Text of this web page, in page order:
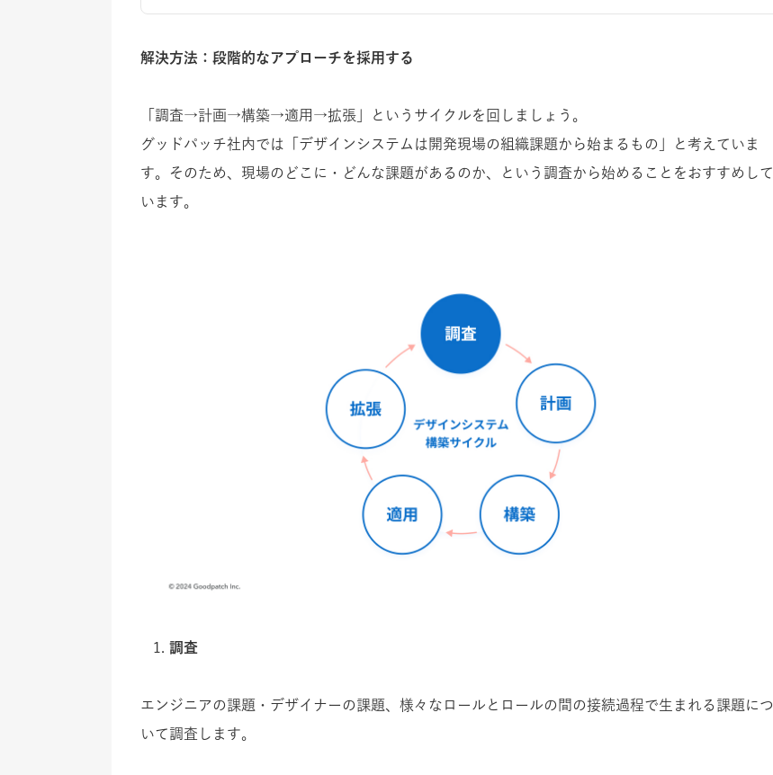
解決方法：段階的なアプローチを採用する
「調査→計画→構築→適用→拡張」というサイクルを回しましょう。
グッドパッチ社内では「デザインシステムは開発現場の組織課題から始まるもの」と考えていま
す。そのため、現場のどこに・どんな課題があるのか、という調査から始めることをおすすめして
います。
調査
エンジニアの課題・デザイナーの課題、様々なロールとロールの間の接続過程で生まれる課題につ
いて調査します。